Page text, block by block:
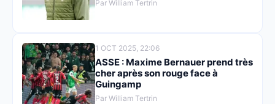
Par William Tertrin
1 OCT 2025, 22:06
ASSE : Maxime Bernauer prend très
cher après son rouge face à
Guingamp
Par William Tertrin